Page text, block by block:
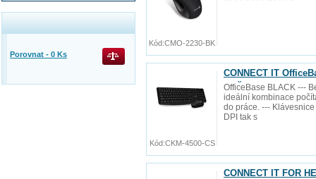
Kód:CMO-2230-BK
CONNECT IT
myš
OfficeBase BLACK ---
ideální kombinace
do práce. ---
DPI tak s
Kód:CKM-4500-CS
CONNECT IT FOR
Porovnat - 0 Ks